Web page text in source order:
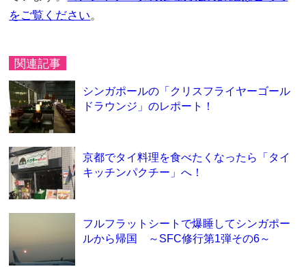
をご覧ください。
関連記事
シンガポールの「クリスフライヤーゴール
ドラウンジ」のレポート！
京都でタイ料理を食べたくなったら「タイ
キッチンパクチー」へ！
フルフラットシートで爆睡してシンガポー
ルから帰国 ～SFC修行第1弾その6～